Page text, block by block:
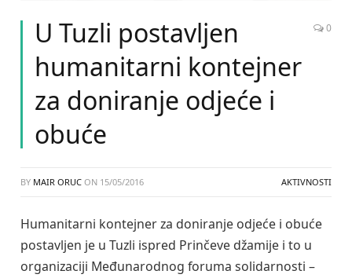
U Tuzli postavljen
humanitarni kontejner
za doniranje odjeće i
obuće
0
BY MAIR ORUC ON 15/05/2016 AKTIVNOSTI
Humanitarni kontejner za doniranje odjeće i obuće
postavljen je u Tuzli ispred Prinčeve džamije i to u
organizaciji Međunarodnog foruma solidarnosti –